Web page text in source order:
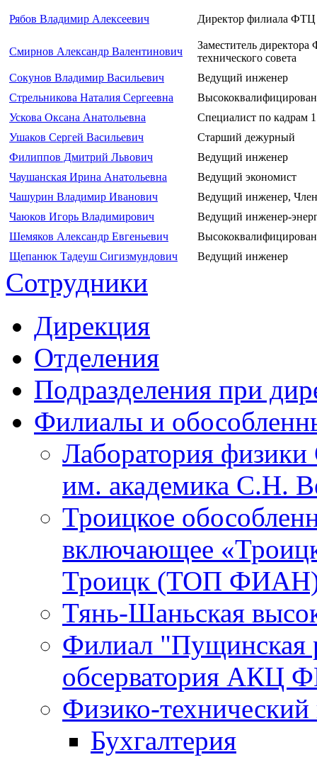
Рябов Владимир Алексеевич Директор филиала ФТЦ
Смирнов Александр Валентинович
Заместитель
технического совета
Сокунов Владимир Васильевич
Ведущий инженер
Стрельникова Наталия Сергеевна
Ускова Оксана Анатольевна
Специалист по кадрам
Ушаков Сергей Васильевич
Старший дежурный
Филиппов Дмитрий Львович
Ведущий инженер
Чаушанская Ирина Анатольевна
Ведущий экономист
Чашурин Владимир Иванович
Ведущий инженер, Член
Чаюков Игорь Владимирович
Ведущий инженер-
Шемяков Александр Евгеньевич
Щепанюк Тадеуш Сигизмундович
Ведущий инженер
Сотрудники
Дирекция
Отделения
Подразделения при
Филиалы и
Лаборатория
им. академика С.Н.
Троицкое
включающее
Троицк (ТОП
Тянь-Шаньская
Филиал "Пущинская
обсерватория АКЦ
Физико-
Бухгалтерия